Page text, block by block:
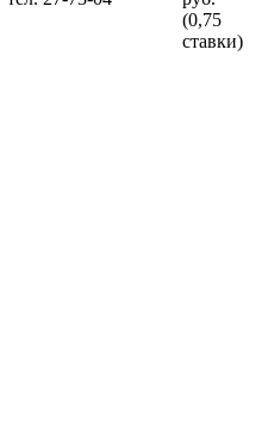
(0,75
ставки)